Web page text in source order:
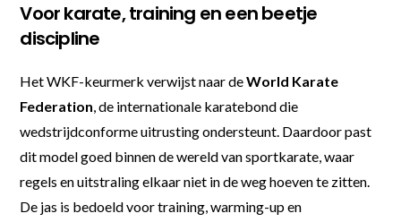
Voor karate, training en een beetje
discipline
Het WKF-keurmerk verwijst naar deWorld Karate
Federation, de internationale karatebond die
wedstrijdconforme uitrusting ondersteunt. Daardoor past
dit model goed binnen de wereld van sportkarate, waar
regels en uitstraling elkaar niet in de weg hoeven te zitten.
De jas is bedoeld voor training, warming-up en